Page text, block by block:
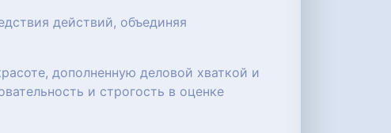
действий, объединяя
дополненную деловой хваткой и
и строгость в оценке